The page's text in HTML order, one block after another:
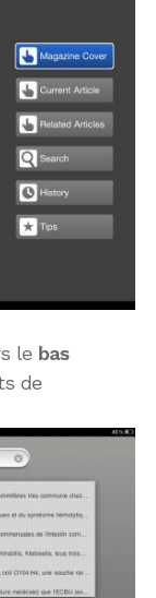
le bas
de